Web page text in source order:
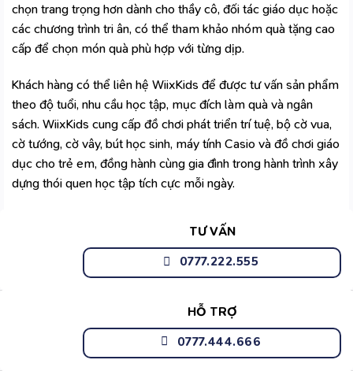
chọn trang trọng hơn dành cho thầy cô, đối tác giáo dục hoặc
các chương trình tri ân, có thể tham khảo nhómquà tặng cao
cấpđể chọn món quà phù hợp với từng dịp.
Khách hàng có thể liên hệ WiixKids để được tư vấn sản phẩm
theo độ tuổi, nhu cầu học tập, mục đích làm quà và ngân
sách. WiixKids cung cấp đồ chơi phát triển trí tuệ, bộ cờ vua,
cờ tướng, cờ vây, bút học sinh, máy tính Casio và đồ chơi giáo
dục cho trẻ em, đồng hành cùng gia đình trong hành trình xây
dựng thói quen học tập tích cực mỗi ngày.
TƯ VẤN
0777.222.555
HỖ TRỢ
0777.444.666